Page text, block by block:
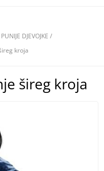
DJEVOJKE /
kroja
šireg kroja